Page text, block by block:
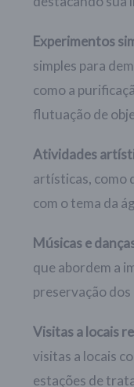
Experimentos
simples para
como a
flutuação de
Atividades
artísticas, como
com o tema da
Músicas e
que abordem a
preservação
Visitas a locais
visitas a locais
estações de